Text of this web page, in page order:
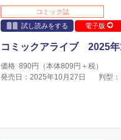
コミック誌
試し読みをする
電子版
コミックアライブ 2025年
価格 890円（本体809円＋税）
発売日：2025年10月27日
判型